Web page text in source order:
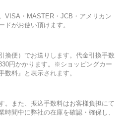
VISA・MASTER・JCB・アメリカン
ドがお使い頂けます。
換便）でお送りします。代金引換手数
円かかります。※ショッピングカー
数料』と表示されます。
。また、振込手数料はお客様負担にて
時間中に弊社の在庫を確認・確保し、